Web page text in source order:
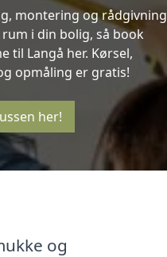
montering og rådgivning
i din bolig, så book
til Langå her. Kørsel,
opmåling er gratis!
her!
og